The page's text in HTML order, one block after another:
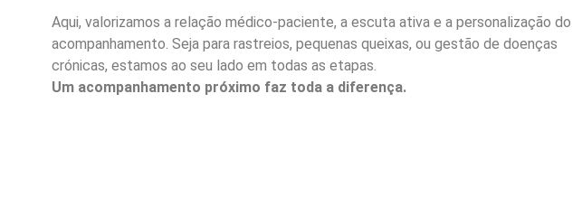
Aqui, valorizamos a relação médico-paciente, a escuta ativa e a personalização do
acompanhamento. Seja para rastreios, pequenas queixas, ou gestão de doenças
crónicas, estamos ao seu lado em todas as etapas.
Um acompanhamento próximo faz toda a diferença.